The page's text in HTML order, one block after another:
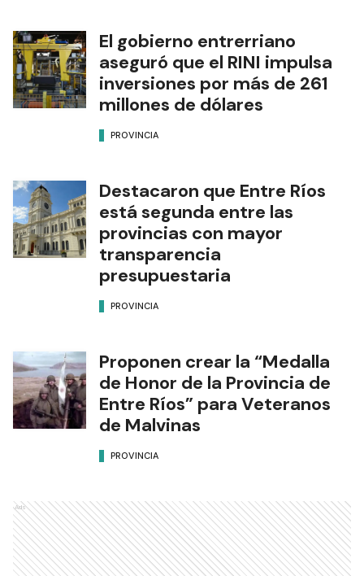
El gobierno entrerriano
aseguró que el RINI impulsa
inversiones por más de 261
millones de dólares
PROVINCIA
Destacaron que Entre Ríos
está segunda entre las
provincias con mayor
transparencia
presupuestaria
PROVINCIA
Proponen crear la “Medalla
de Honor de la Provincia de
Entre Ríos” para Veteranos
de Malvinas
PROVINCIA
Ads